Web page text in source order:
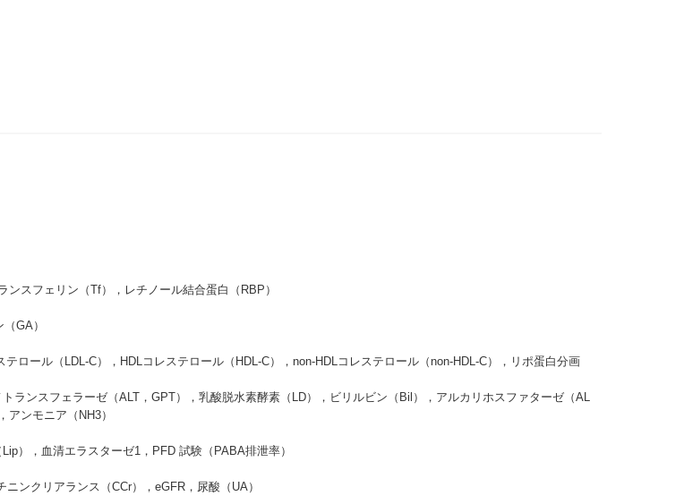
フェリン（Tf），レチノール結合蛋白（RBP）
GA）
ル（LDL-C），HDLコレステロール（HDL-C），non-HDLコレステロール（non-HDL-C），リポ蛋白分画
スフェラーゼ（ALT，GPT），乳酸脱水素酵素（LD），ビリルビン（Bil），アルカリホスファターゼ（AL
ンモニア（NH3）
，血清エラスターゼ1，PFD 試験（PABA排泄率）
クリアランス（CCr），eGFR，尿酸（UA）